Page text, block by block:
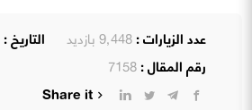
عدد الزيارات :9٬448 بازدید التاريخ :
رقم المقال :7158
Share it